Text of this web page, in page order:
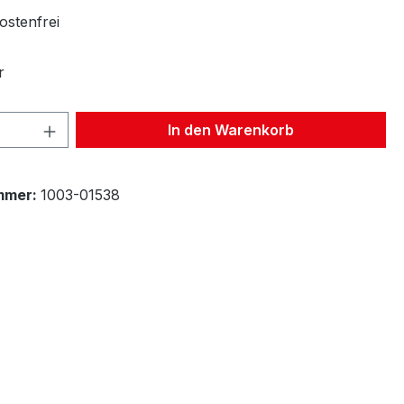
Gib den gewünschten Wert
In den Warenkorb
1003-01538